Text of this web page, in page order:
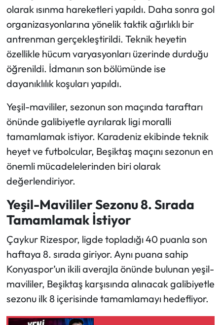
olarak ısınma hareketleri yapıldı. Daha sonra gol
organizasyonlarına yönelik taktik ağırlıklı bir
antrenman gerçekleştirildi. Teknik heyetin
özellikle hücum varyasyonları üzerinde durduğu
öğrenildi. İdmanın son bölümünde ise
dayanıklılık koşuları yapıldı.
Yeşil-mavililer, sezonun son maçında taraftarı
önünde galibiyetle ayrılarak ligi moralli
tamamlamak istiyor. Karadeniz ekibinde teknik
heyet ve futbolcular, Beşiktaş maçını sezonun en
önemli mücadelelerinden biri olarak
değerlendiriyor.
Yeşil-Mavililer Sezonu 8. Sırada
Tamamlamak İstiyor
Çaykur Rizespor, ligde topladığı 40 puanla son
haftaya 8. sırada giriyor. Aynı puana sahip
Konyaspor’un ikili averajla önünde bulunan yeşil-
mavililer, Beşiktaş karşısında alınacak galibiyetle
sezonu ilk 8 içerisinde tamamlamayı hedefliyor.